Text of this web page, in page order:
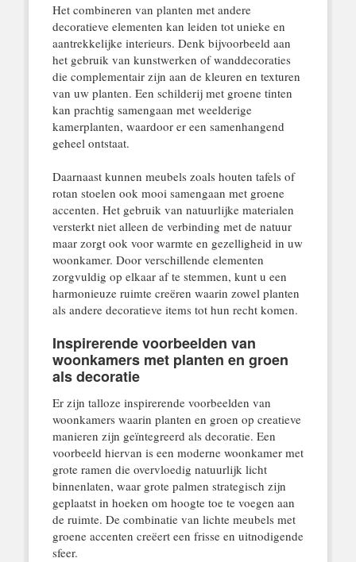
Het combineren van planten met andere
decoratieve elementen kan leiden tot unieke en
aantrekkelijke interieurs. Denk bijvoorbeeld aan
het gebruik van kunstwerken of wanddecoraties
die complementair zijn aan de kleuren en texturen
van uw planten. Een schilderij met groene tinten
kan prachtig samengaan met weelderige
kamerplanten, waardoor er een samenhangend
geheel ontstaat.
Daarnaast kunnen meubels zoals houten tafels of
rotan stoelen ook mooi samengaan met groene
accenten. Het gebruik van natuurlijke materialen
versterkt niet alleen de verbinding met de natuur
maar zorgt ook voor warmte en gezelligheid in uw
woonkamer. Door verschillende elementen
zorgvuldig op elkaar af te stemmen, kunt u een
harmonieuze ruimte creëren waarin zowel planten
als andere decoratieve items tot hun recht komen.
Inspirerende voorbeelden van
woonkamers met planten en groen
als decoratie
Er zijn talloze inspirerende voorbeelden van
woonkamers waarin planten en groen op creatieve
manieren zijn geïntegreerd als decoratie. Een
voorbeeld hiervan is een moderne woonkamer met
grote ramen die overvloedig natuurlijk licht
binnenlaten, waar grote palmen strategisch zijn
geplaatst in hoeken om hoogte toe te voegen aan
de ruimte. De combinatie van lichte meubels met
groene accenten creëert een frisse en uitnodigende
sfeer.